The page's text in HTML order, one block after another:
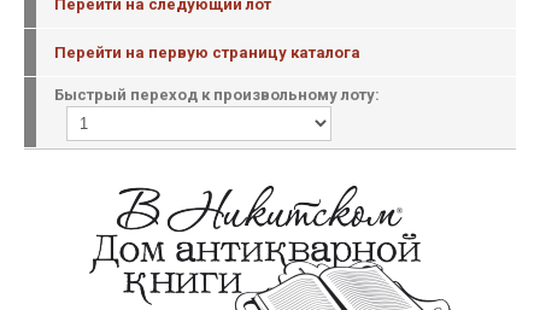
Перейти на следующий лот
Перейти на первую страницу каталога
Быстрый переход к произвольному лоту: